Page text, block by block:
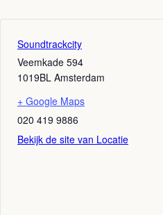
Soundtrackcity
Veemkade 594
1019BL Amsterdam
+ Google Maps
020 419 9886
Bekijk de site van Locatie